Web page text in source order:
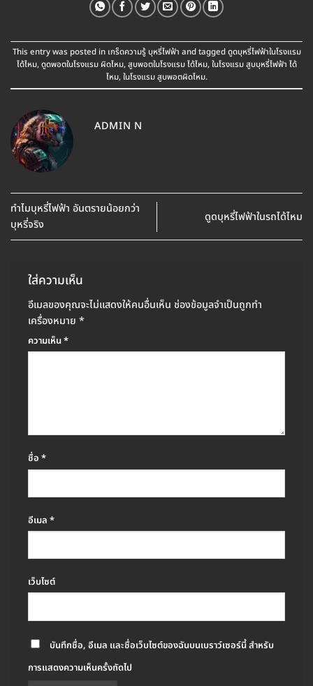
This entry was posted in เกร็ดความรู้ บุหรี่ไฟฟ้า and taggedดูดบุหรี่ไฟฟ้าในโรงแรม
ได้ไหม, ดูดพอตในโรงแรม ผิดไหม, สูบพอตในโรงแรม ได้ไหม, ในโรงแรม สูบบุหรี่ไฟฟ้า ได้
ไหม, ในโรงแรม สูบพอตผิดไหม.
ADMIN N
ทำไมบุหรี่ไฟฟ้า อันตรายน้อยกว่า
บุหรี่จริง
ดูดบุหรี่ไฟฟ้าในรถได้ไหม
ใส่ความเห็น
อีเมลของคุณจะไม่แสดงให้คนอื่นเห็น ช่องข้อมูลจำเป็นถูกทำ
เครื่องหมาย *
ความเห็น*
ชื่อ *
อีเมล *
เว็บไซต์
บันทึกชื่อ, อีเมล และชื่อเว็บไซต์ของฉันบนเบราว์เซอร์นี้ สำหรับ
การแสดงความเห็นครั้งถัดไป